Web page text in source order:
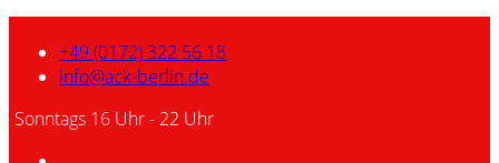
+49 (0172) 322 56 18
info@ack-berlin.de
Sonntags 16 Uhr - 22 Uhr